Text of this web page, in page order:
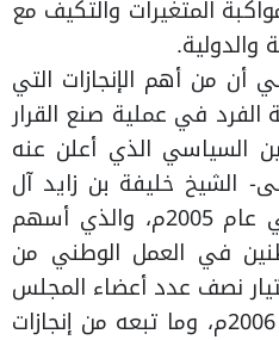
المتغيرات والتكيف مع
والدولية.
أن من أهم الإنجازات التي
في عملية صنع القرار
السياسي الذي أعلن عنه
الشيخ خليفة بن زايد آل
نهيان “طيب الله ثراه” في عام 2005م، والذي أسهم
في العمل الوطني من
نصف عدد أعضاء المجلس
الوطني الاتحادي في عام 2006م، وما تبعه من إنجازات